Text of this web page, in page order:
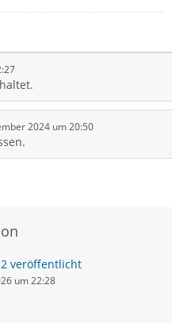
2024 um 20:50
veröffentlicht
um 22:28